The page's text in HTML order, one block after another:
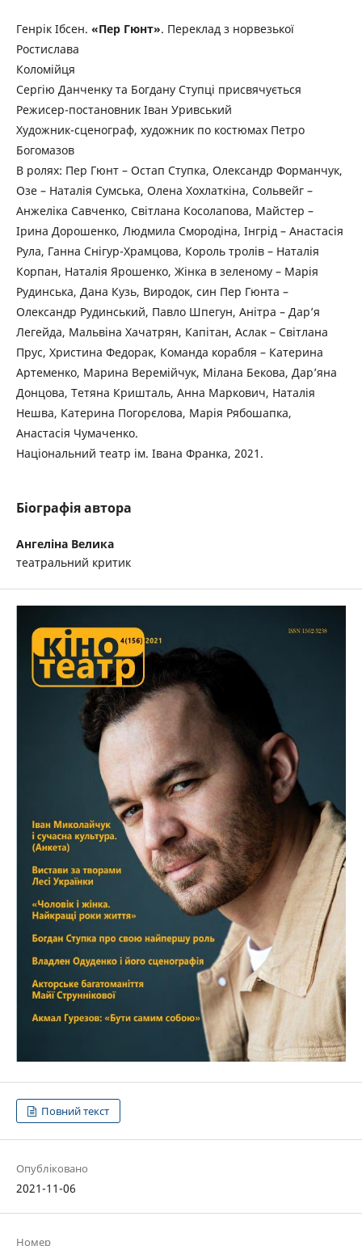
Генрік Ібсен. «Пер Гюнт». Переклад з норвезької
Ростислава
Коломійця
Сергію Данченку та Богдану Ступці присвячується
Режисер-постановник Іван Уривський
Художник-сценограф, художник по костюмах Петро
Богомазов
В ролях: Пер Гюнт – Остап Ступка, Олександр Форманчук,
Озе – Наталія Сумська, Олена Хохлаткіна, Сольвейг –
Анжеліка Савченко, Світлана Косолапова, Майстер –
Ірина Дорошенко, Людмила Смородіна, Інгрід – Анастасія
Рула, Ганна Снігур-Храмцова, Король тролів – Наталія
Корпан, Наталія Ярошенко, Жінка в зеленому – Марія
Рудинська, Дана Кузь, Виродок, син Пер Гюнта –
Олександр Рудинський, Павло Шпегун, Анітра – Дар’я
Легейда, Мальвіна Хачатрян, Капітан, Аслак – Світлана
Прус, Христина Федорак, Команда корабля – Катерина
Артеменко, Марина Веремійчук, Мілана Бекова, Дар’яна
Донцова, Тетяна Кришталь, Анна Маркович, Наталія
Нешва, Катерина Погорєлова, Марія Рябошапка,
Анастасія Чумаченко.
Національний театр ім. Івана Франка, 2021.
Біографія автора
Ангеліна Велика
театральний критик
Повний текст
Опубліковано
2021-11-06
Номер